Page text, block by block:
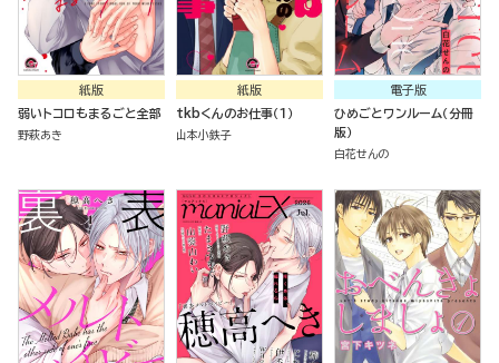
紙版
弱いトコロもまるごと全部
野萩あき
紙版
tkbくんのお仕事（１）
山本小鉄子
電子版
ひめごとワンルーム（分冊
版）
白花せんの